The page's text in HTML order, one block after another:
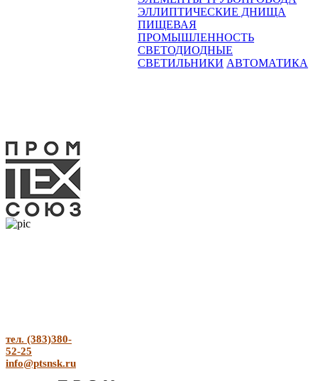
ЭЛЛИПТИЧЕСКИЕ ДНИЩА
ПИЩЕВАЯ
ПРОМЫШЛЕННОСТЬ
СВЕТОДИОДНЫЕ
СВЕТИЛЬНИКИ АВТОМАТИКА
тел. (383)380-
52-25
info@ptsnsk.ru